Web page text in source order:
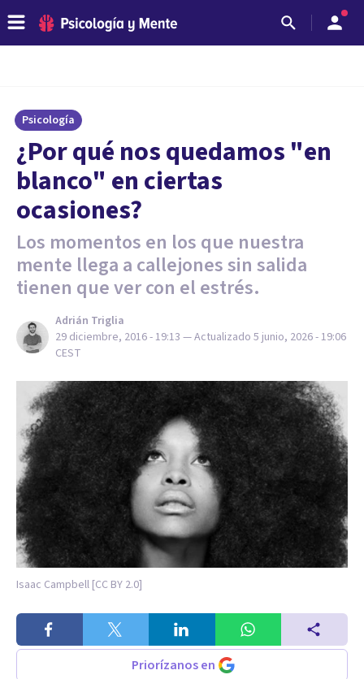
Psicología
¿Por qué nos quedamos "en
blanco" en ciertas
ocasiones?
Los momentos en los que nuestra
mente llega a callejones sin salida
tienen que ver con el estrés.
Adrián Triglia
29 diciembre, 2016 - 19:13 — Actualizado 5 junio, 2026 - 19:06
CEST
Isaac Campbell [CC BY 2.0]
Priorízanos en